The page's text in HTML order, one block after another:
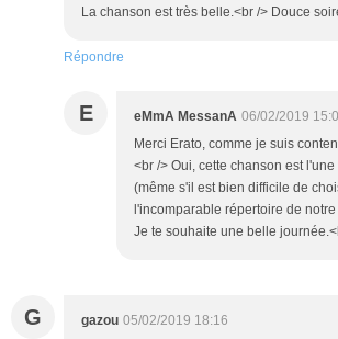
La chanson est très belle.<br /> Douce
Répondre
E eMmA MessanA 06/02/2019
Merci Erato, comme je suis
<br /> Oui, cette chanson est
(même s'il est bien difficile de
l'incomparable répertoire de
Je te souhaite une belle
G gazou 05/02/2019 18:16